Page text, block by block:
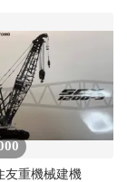
友重機械建機